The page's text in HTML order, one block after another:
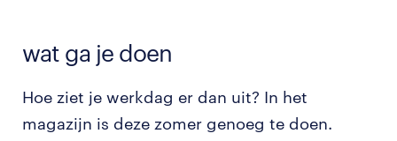
wat ga je doen
Hoe ziet je werkdag er dan uit? In het
magazijn is deze zomer genoeg te doen.